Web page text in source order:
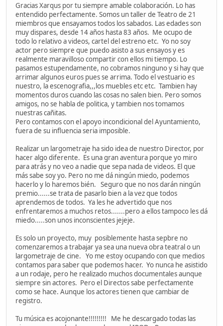
Gracias Xarqus por tu siempre amable colaboración. Lo has
entendido perfectamente. Somos un taller de Teatro de 21
miembros que ensayamos todos los sabados. Las edades son
muy dispares, desde 14 años hasta 83 años. Me ocupo de
todo lo relativo a videos, cartel del estreno etc. Yo no soy
actor pero siempre que puedo asisto a sus ensayos y es
realmente maravilloso compartir con ellos mi tiempo. Lo
pasamos estupendamente, no cobramos ninguno y si hay que
arrimar algunos euros pues se arrima. Todo el vestuario es
nuestro, la escenografia,,,los muebles etc etc. Tambien hay
momentos duros cuando las cosas no salen bien. Pero somos
amigos, no se habla de politica, y tambien nos tomamos
nuestras cañitas.
Pero contamos con el apoyo incondicional del Ayuntamiento,
fuera de su influencia seria imposible.
Realizar un largometraje ha sido idea de nuestro Director, por
hacer algo diferente. Es una gran aventura porque yo miro
para atrás y no veo a nadie que sepa nada de videos. El que
más sabe soy yo. Pero no me dá ningún miedo, podemos
hacerlo y lo haremos bién. Seguro que no nos darán ningún
premio......se trata de pasarlo bien a la vez que todos
aprendemos de todos. Ya les he advertido que nos
enfrentaremos a muchos retos.......pero a ellos tampoco les dá
miedo.....son unos inconscientes jejeje.
Es solo un proyecto, muy posiblemente hasta sepbre no
comenzaremos a trabajar ya sea una nueva obra teatral o un
largometraje de cine. Yo me estoy ocupando con que medios
contamos para saber que podemos hacer. Yo nunca he asistido
a un rodaje, pero he realizado muchos documentales aunque
siempre sin actores. Pero el Directos sabe perfectamente
como se hace. Aunque los actores tienen que cambiar de
registro.
Tu música es acojonante!!!!!!!!! Me he descargado todas las